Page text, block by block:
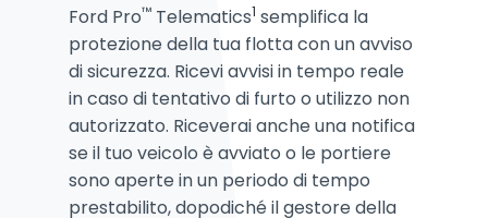
Ford Pro™ Telematics1 semplifica la
protezione della tua flotta con un avviso
di sicurezza. Ricevi avvisi in tempo reale
in caso di tentativo di furto o utilizzo non
autorizzato. Riceverai anche una notifica
se il tuo veicolo è avviato o le portiere
sono aperte in un periodo di tempo
prestabilito, dopodiché il gestore della